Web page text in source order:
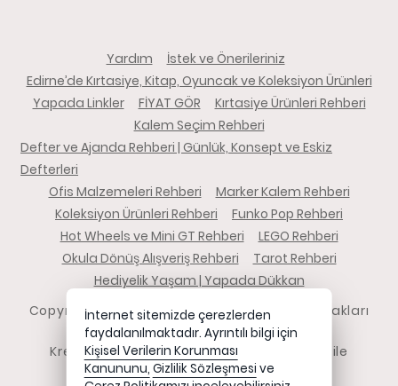
Yardım
İstek ve Önerileriniz
Edirne’de Kırtasiye, Kitap, Oyuncak ve Koleksiyon Ürünleri
Yapada Linkler
FİYAT GÖR
Kırtasiye Ürünleri Rehberi
Kalem Seçim Rehberi
Defter ve Ajanda Rehberi | Günlük, Konsept ve Eskiz
Defterleri
Ofis Malzemeleri Rehberi
Marker Kalem Rehberi
Koleksiyon Ürünleri Rehberi
Funko Pop Rehberi
Hot Wheels ve Mini GT Rehberi
LEGO Rehberi
Okula Dönüş Alışveriş Rehberi
Tarot Rehberi
Hediyelik Yaşam | Yapada Dükkan
Copyright 2026 yapadadukkan.com - Tüm hakları
saklıdır.
Kredi kartı bilgileriniz 256bit SSL sertifikası ile
korunmaktadır.
İnternet sitemizde çerezlerden
faydalanılmaktadır. Ayrıntılı bilgi için
Kişisel Verilerin Korunması
Kanununu, Gizlilik Sözleşmesi ve